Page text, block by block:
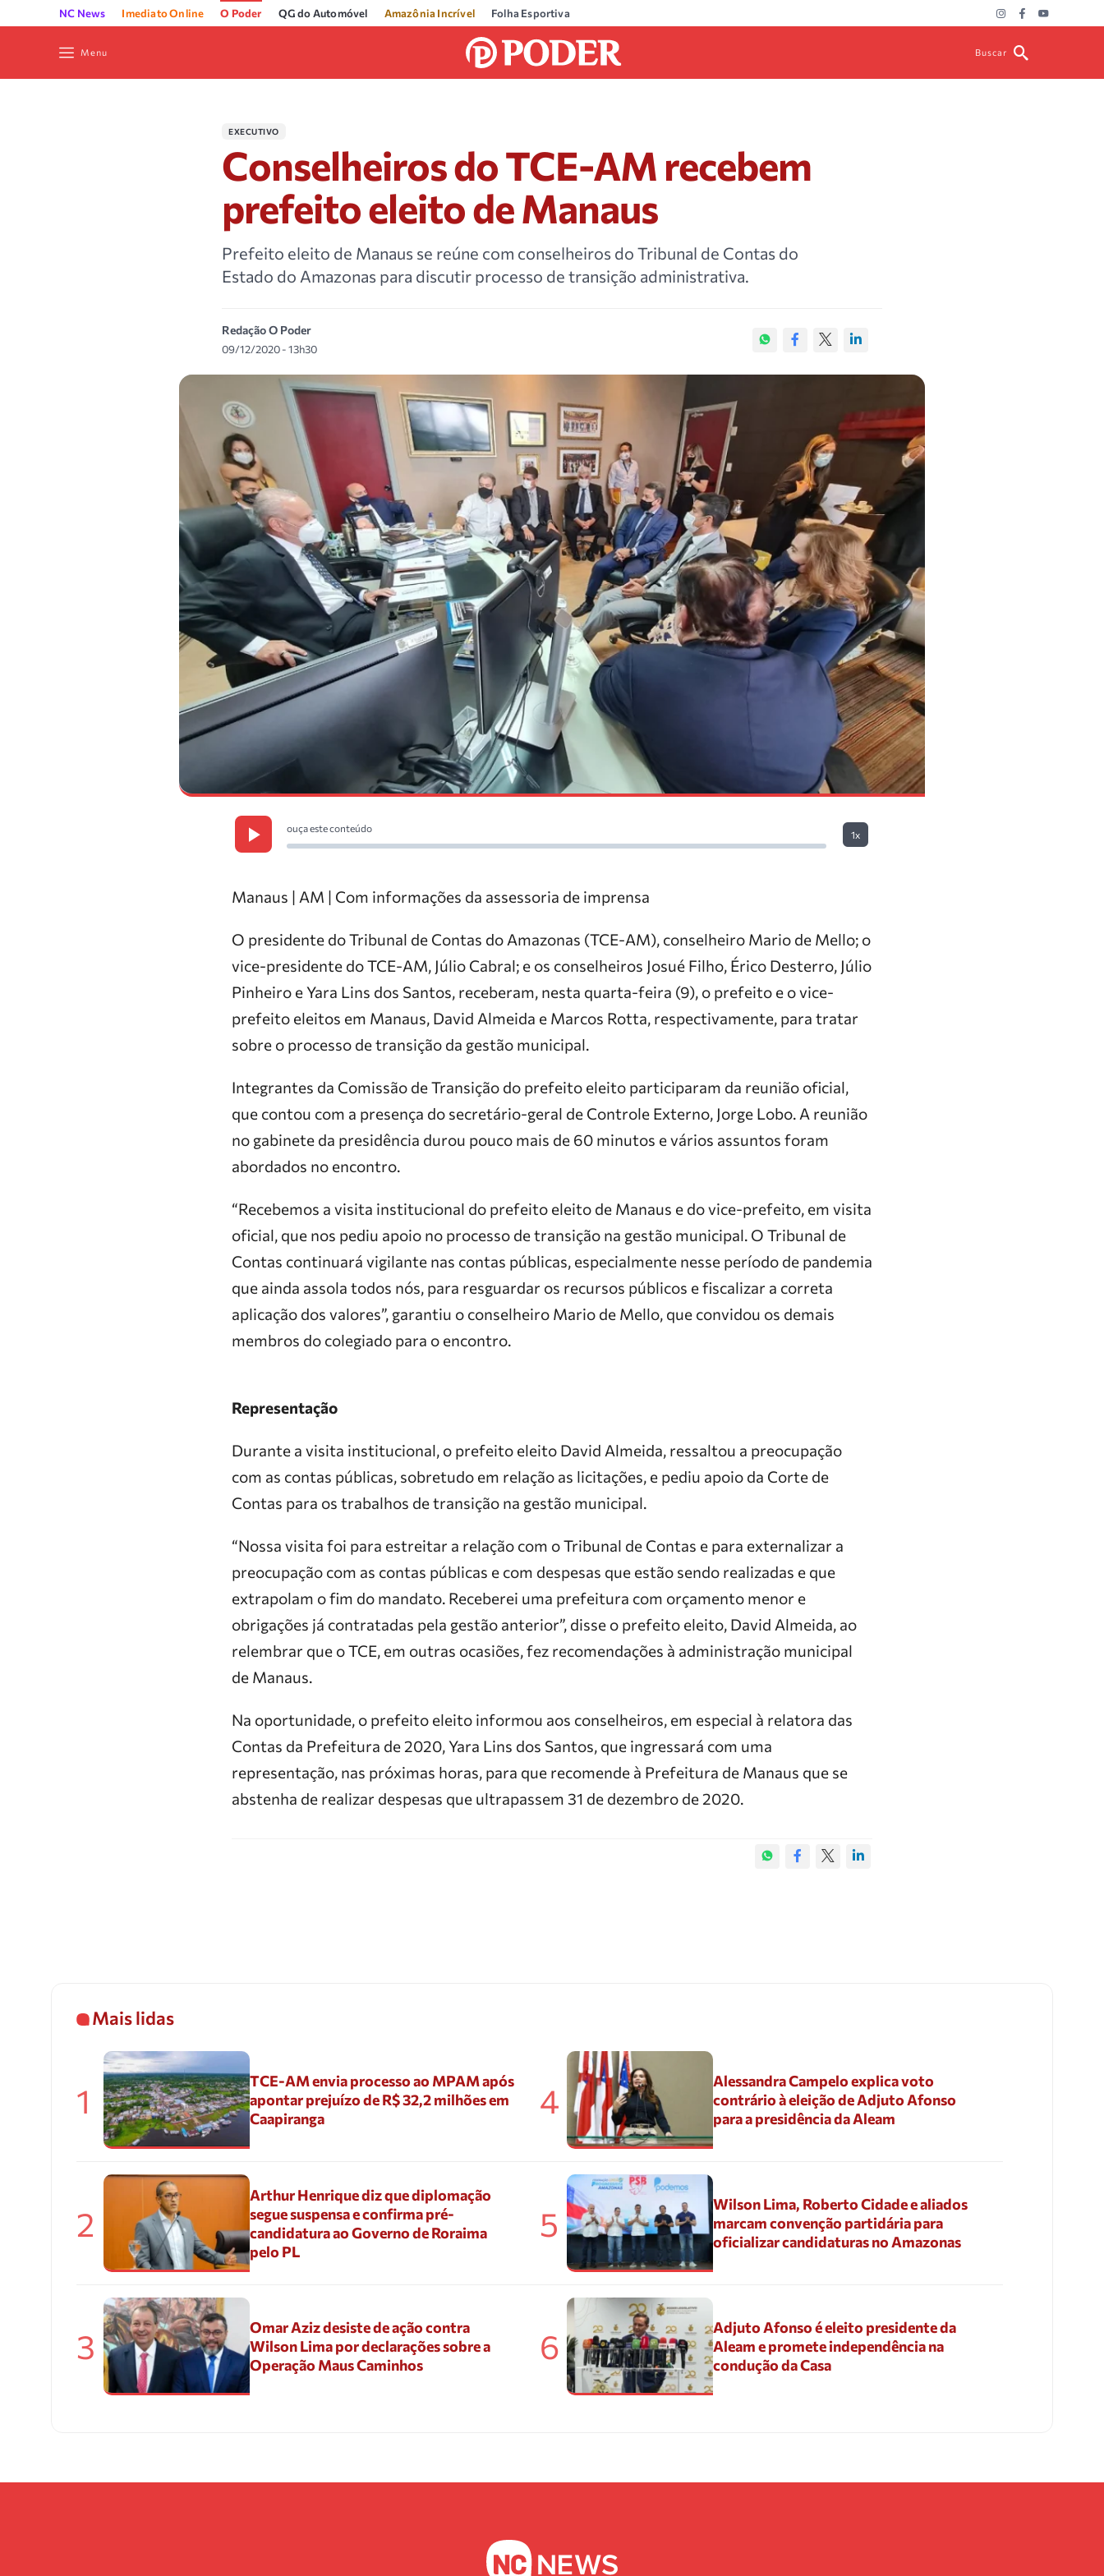
NC News Imediato Online O Poder QG do Automóvel Amazônia Incrível Folha Esportiva
Menu Buscar
EXECUTIVO
Conselheiros do TCE-AM recebem
prefeito eleito de Manaus
Prefeito eleito de Manaus se reúne com conselheiros do Tribunal de Contas do
Estado do Amazonas para discutir processo de transição administrativa.
Redação O Poder
09/12/2020 - 13h30
ouça este conteúdo
1x
Manaus | AM | Com informações da assessoria de imprensa
O presidente do Tribunal de Contas do Amazonas (TCE-AM), conselheiro Mario de Mello; o
vice-presidente do TCE-AM, Júlio Cabral; e os conselheiros Josué Filho, Érico Desterro, Júlio
Pinheiro e Yara Lins dos Santos, receberam, nesta quarta-feira (9), o prefeito e o vice-
prefeito eleitos em Manaus, David Almeida e Marcos Rotta, respectivamente, para tratar
sobre o processo de transição da gestão municipal.
Integrantes da Comissão de Transição do prefeito eleito participaram da reunião oficial,
que contou com a presença do secretário-geral de Controle Externo, Jorge Lobo. A reunião
no gabinete da presidência durou pouco mais de 60 minutos e vários assuntos foram
abordados no encontro.
“Recebemos a visita institucional do prefeito eleito de Manaus e do vice-prefeito, em visita
oficial, que nos pediu apoio no processo de transição na gestão municipal. O Tribunal de
Contas continuará vigilante nas contas públicas, especialmente nesse período de pandemia
que ainda assola todos nós, para resguardar os recursos públicos e fiscalizar a correta
aplicação dos valores”, garantiu o conselheiro Mario de Mello, que convidou os demais
membros do colegiado para o encontro.
Representação
Durante a visita institucional, o prefeito eleito David Almeida, ressaltou a preocupação
com as contas públicas, sobretudo em relação as licitações, e pediu apoio da Corte de
Contas para os trabalhos de transição na gestão municipal.
“Nossa visita foi para estreitar a relação com o Tribunal de Contas e para externalizar a
preocupação com as contas públicas e com despesas que estão sendo realizadas e que
extrapolam o fim do mandato. Receberei uma prefeitura com orçamento menor e
obrigações já contratadas pela gestão anterior”, disse o prefeito eleito, David Almeida, ao
relembrar que o TCE, em outras ocasiões, fez recomendações à administração municipal
de Manaus.
Na oportunidade, o prefeito eleito informou aos conselheiros, em especial à relatora das
Contas da Prefeitura de 2020, Yara Lins dos Santos, que ingressará com uma
representação, nas próximas horas, para que recomende à Prefeitura de Manaus que se
abstenha de realizar despesas que ultrapassem 31 de dezembro de 2020.
Mais lidas
1
TCE-AM envia processo ao MPAM após
apontar prejuízo de R$ 32,2 milhões em
Caapiranga
2
Arthur Henrique diz que diplomação
segue suspensa e confirma pré-
candidatura ao Governo de Roraima
pelo PL
3
Omar Aziz desiste de ação contra
Wilson Lima por declarações sobre a
Operação Maus Caminhos
4
Alessandra Campelo explica voto
contrário à eleição de Adjuto Afonso
para a presidência da Aleam
5
Wilson Lima, Roberto Cidade e aliados
marcam convenção partidária para
oficializar candidaturas no Amazonas
6
Adjuto Afonso é eleito presidente da
Aleam e promete independência na
condução da Casa